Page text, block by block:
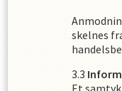
skelnes
Et